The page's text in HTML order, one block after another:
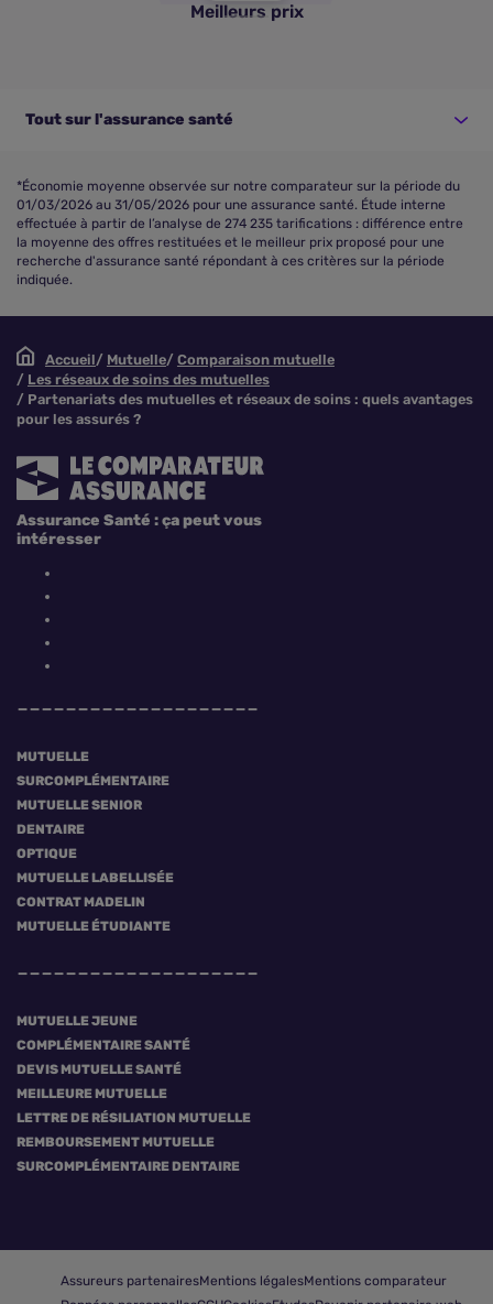
Meilleurs prix
Tout sur l'assurance santé
*Économie moyenne observée sur notre comparateur sur la période du
01/03/2026 au 31/05/2026 pour une assurance santé. Étude interne
effectuée à partir de l’analyse de 274 235 tarifications : différence entre
la moyenne des offres restituées et le meilleur prix proposé pour une
recherche d'assurance santé répondant à ces critères sur la période
indiquée.
Accueil Mutuelle
Comparaison mutuelle
Les réseaux de soins des mutuelles
Partenariats des mutuelles et réseaux de soins : quels avantages
pour les assurés ?
MUTUELLE
SURCOMPLÉMENTAIRE
MUTUELLE SENIOR
DENTAIRE
OPTIQUE
MUTUELLE LABELLISÉE
CONTRAT MADELIN
MUTUELLE ÉTUDIANTE
MUTUELLE JEUNE
COMPLÉMENTAIRE SANTÉ
DEVIS MUTUELLE SANTÉ
MEILLEURE MUTUELLE
LETTRE DE RÉSILIATION MUTUELLE
REMBOURSEMENT MUTUELLE
SURCOMPLÉMENTAIRE DENTAIRE
Assurance Santé : ça peut vous
intéresser
Assureurs partenairesMentions légalesMentions comparateur